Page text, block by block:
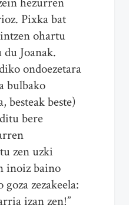
Pixka bat
ohartu
du Joanak.
ondoezetara
bulbako
besteak beste)
bere
zen uzki
inoiz baino
zezakeela:
izan zen!”